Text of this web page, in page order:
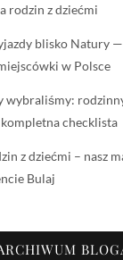
rodzin z dziećmi
blisko Natury
w Polsce
wybraliśmy:
checklista
z dziećmi – nasz
Bulaj